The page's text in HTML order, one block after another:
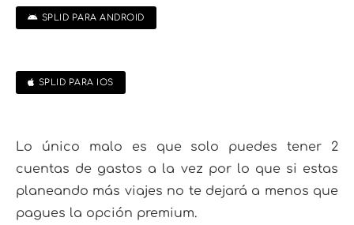
SPLID PARA ANDROID
SPLID PARA IOS
Lo único malo es que solo puedes tener 2
cuentas de gastos a la vez por lo que si estas
planeando más viajes no te dejará a menos que
pagues la opción premium.